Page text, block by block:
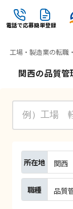
電話で応募簡単登録
工場・製造業の転職
関西の品質
所在地 関西
職種 品質